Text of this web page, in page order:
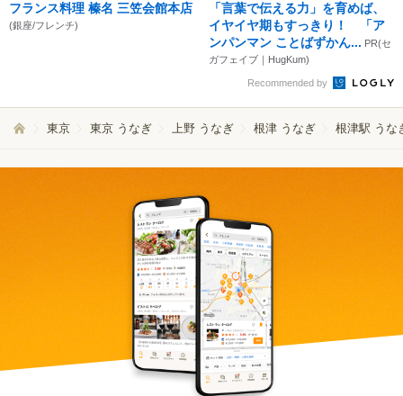
フランス料理 榛名 三笠会館本店
(銀座/フレンチ)
「言葉で伝える力」を育めば、
イヤイヤ期もすっきり！ 「ア
ンパンマン ことばずかん... PR(セ
ガフェイブ｜HugKum)
Recommended by
東京 東京 うなぎ 上野 うなぎ 根津 うなぎ 根津駅 うな